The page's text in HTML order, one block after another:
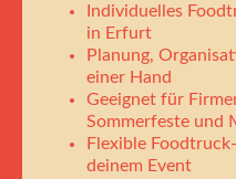
Individuelles
in Erfurt
Planung,
einer Hand
Geeignet für
Sommerfeste und
Flexible
deinem Event